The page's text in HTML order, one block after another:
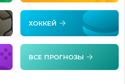
ХОККЕЙ
ВСЕ ПРОГНОЗЫ